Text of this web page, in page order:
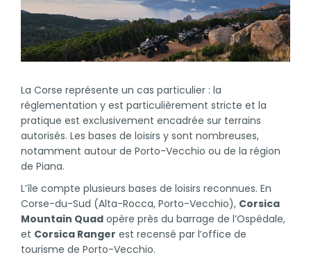
La Corse représente un cas particulier : la
réglementation y est particulièrement stricte et la
pratique est exclusivement encadrée sur terrains
autorisés. Les bases de loisirs y sont nombreuses,
notamment autour de Porto-Vecchio ou de la région
de Piana.
L’île compte plusieurs bases de loisirs reconnues. En
Corse-du-Sud (Alta-Rocca, Porto-Vecchio), Corsica
Mountain Quad opère près du barrage de l’Ospédale,
et Corsica Ranger est recensé par l’office de
tourisme de Porto-Vecchio.